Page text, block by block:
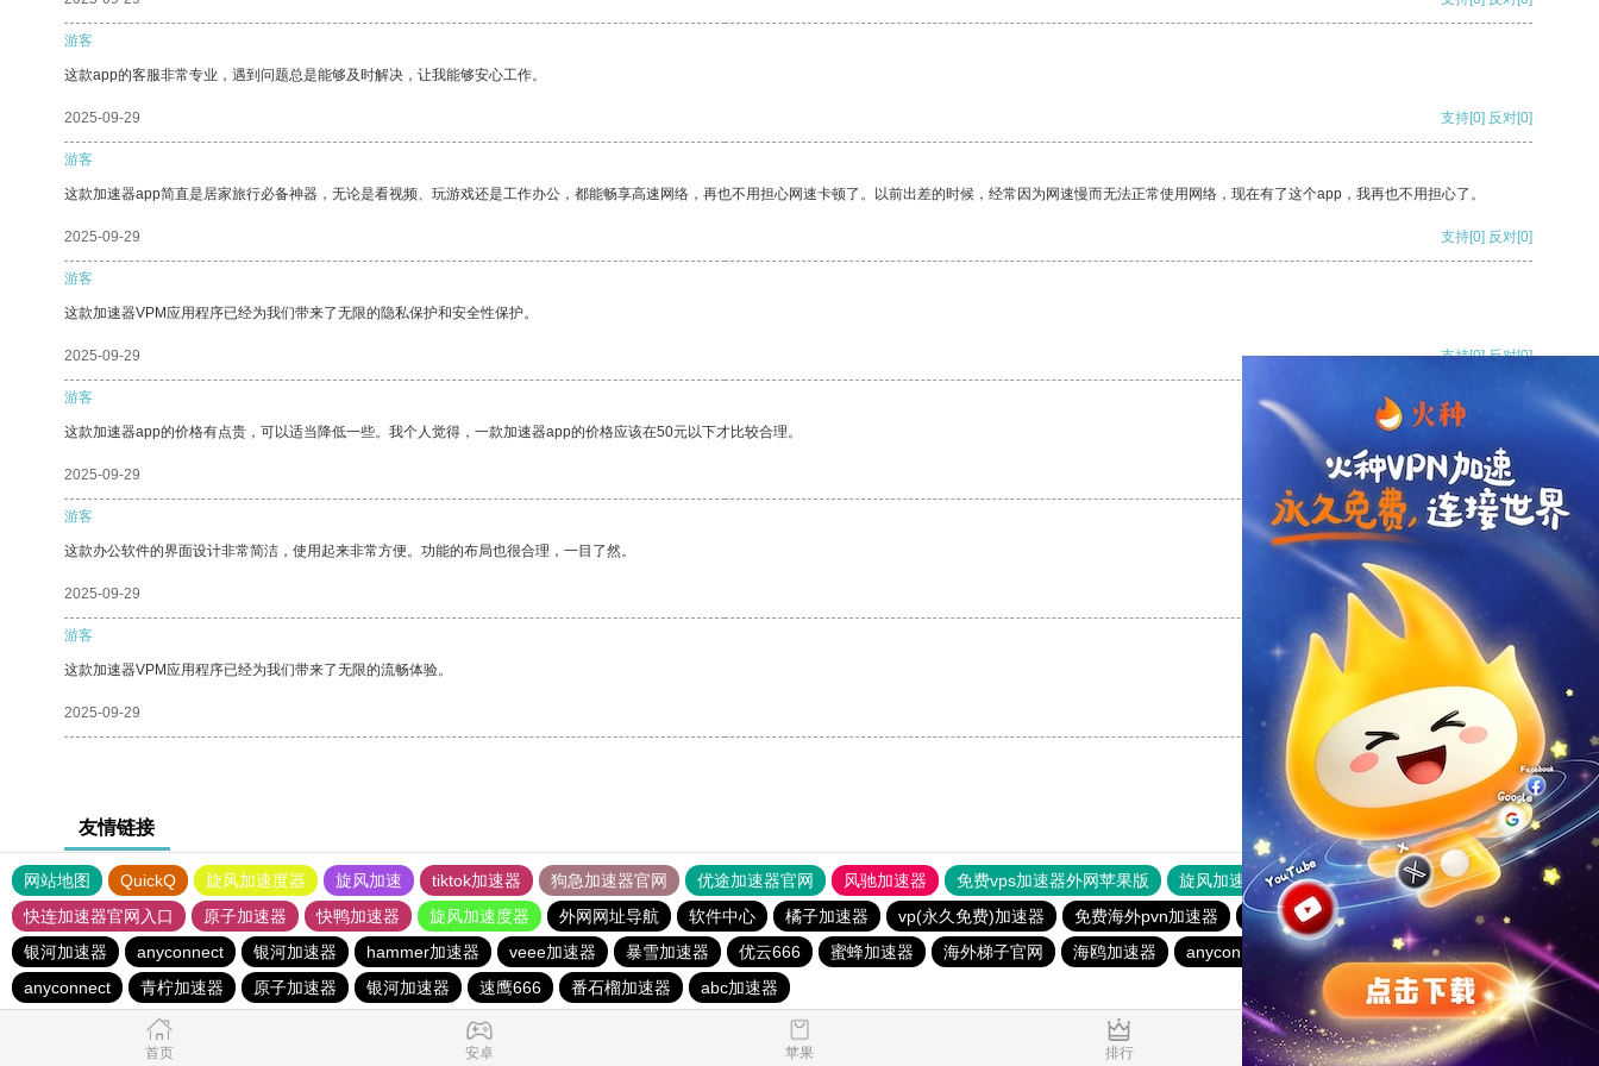
游客
这款app的客服非常专业，遇到问题总是能够及时解决，让我能够安心工作。
2025-09-29 支持[0] 反对[0]
游客
这款加速器app简直是居家旅行必备神器，无论是看视频、玩游戏还是工作办公，都能畅享高速网络，再也不用担心网速卡顿了。以前出差的时候，经常因为网速慢而无法正常使用网络，现在有了这个app，我再也不用担心了。
2025-09-29 支持[0] 反对[0]
游客
这款加速器VPM应用程序已经为我们带来了无限的隐私保护和安全性保护。
2025-09-29 支持[0] 反对[0]
游客
这款加速器app的价格有点贵，可以适当降低一些。我个人觉得，一款加速器app的价格应该在50元以下才比较合理。
2025-09-29 支持[0] 反对
游客
这款办公软件的界面设计非常简洁，使用起来非常方便。功能的布局也很合理，一目了然。
2025-09-29 支持
游客
这款加速器VPM应用程序已经为我们带来了无限的流畅体验。
2025-09-29 支持 反对 [0]
友情链接
网站地图 QuickQ 旋风加速度器 旋风加速 tiktok加速器 狗急加速器官网 优途加速器官网 风驰加速器 免费vps加速器外网苹果版 旋风加速度器
快连加速器
快连加速器官网入口
原子加速器 快鸭加速器 旋风加速度器 外网网址导航 软件中心 橘子加速器 vp(永久免费)加速器 免费海外pvn加速器 蚂蚁加速器 银河加速器
白鲸加速器
银河加速器
anyconnect 银河加速器 hammer加速器 veee加速器 暴雪加速器 优云666 蜜蜂加速器 海外梯子官网 海鸥加速器 anyconnect 银河加速器
荔枝加速器
anyconnect
青柠加速器 原子加速器 银河加速器 速鹰666 番石榴加速器 abc加速器
首页 安卓 苹果 排行 推荐